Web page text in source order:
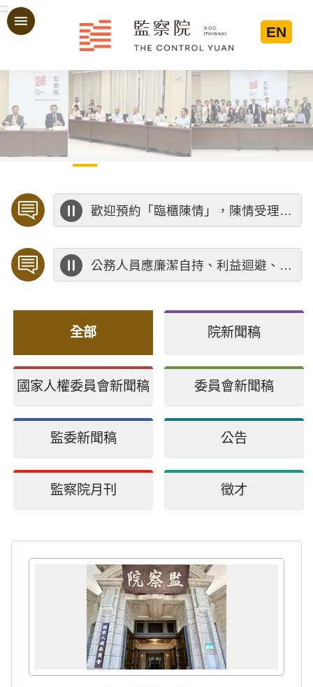
跳到主要內容區塊
:::
EN
歡迎預約「臨櫃陳情」，陳情受理中心將優先排定人員與您接談，釐清案情爭點後收案處理，以節省您的寶貴時間。
公務人員應廉潔自持、利益迴避、依法公正執行公務～考試院公務人員保障暨培訓委員會～
全部 院新聞稿
國家人權委員會新聞稿 委員會新聞稿
監委新聞稿 公告
監察院月刊 徵才